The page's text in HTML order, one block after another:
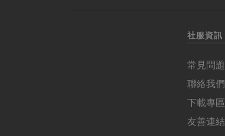
社服資訊
常見問題
聯絡我們
下載專區
友善連結